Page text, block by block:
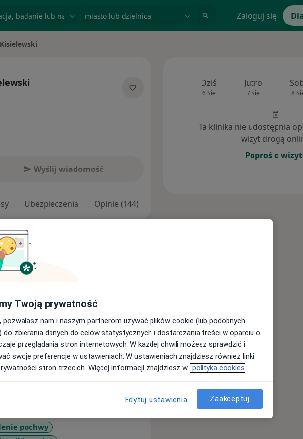
Zaloguj się
Kisielewski
Wyślij wiadomość
Ubezpieczenia Opinie (144)
z ginekologii onkologicznej.
Białostockie Centrum Onkologii,
6 w Białymstoku. Oferta
i ginekologii oraz ginekologii
i położnicze, cytologia
macicy, antykoncepcja,
ginekologiczna i
histeroskopia, szczepienia
pochwy
Dziś
6 Sie
Jutro
7 Sie 8
Ta klinika nie udostępnia
wizyt drogą
Poproś o
Twoją prywatność
pozwalasz nam i naszym partnerom używać plików cookie (lub podobnych
do zbierania danych do celów statystycznych i dostarczania treści w oparciu o
przeglądania stron internetowych. W każdej chwili możesz sprawdzić i
swoje preferencje w ustawieniach. W ustawieniach znajdziesz również linki
stron trzecich. Więcej informacji znajdziesz w polityka cookies
Edytuj ustawienia Zaakceptuj